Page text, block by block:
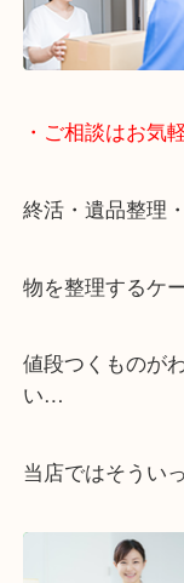
・宅配買取ペー
遅い時間しか